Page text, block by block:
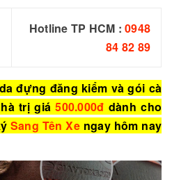
Hotline TP HCM : 0948
84 82 89
đựng đăng kiểm và gói cà
trị giá500.000đ dành cho
Sang Tên Xengay hôm nay